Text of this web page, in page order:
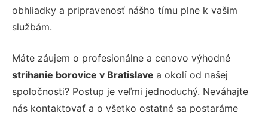
obhliadky a pripravenosť nášho tímu plne k vašim
službám.
Máte záujem o profesionálne a cenovo výhodné
strihanie borovice v Bratislave a okolí od našej
spoločnosti? Postup je veľmi jednoduchý. Neváhajte
nás kontaktovať a o všetko ostatné sa postaráme